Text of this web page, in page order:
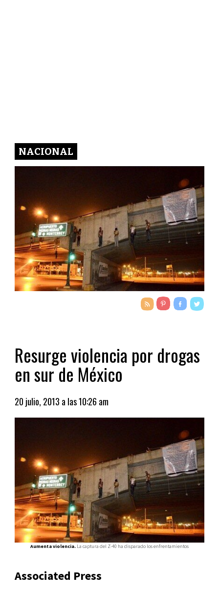
NACIONAL
Resurge violencia por drogas
en sur de México
20 julio, 2013 a las 10:26 am
Aumenta violencia. La captura del Z-40 ha disparado los enfrentamientos
Associated Press